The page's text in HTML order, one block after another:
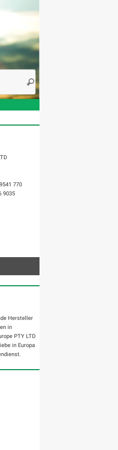
Suche
nach:
Suchen
770
9035
Hersteller
in
PTY LTD
in Europa